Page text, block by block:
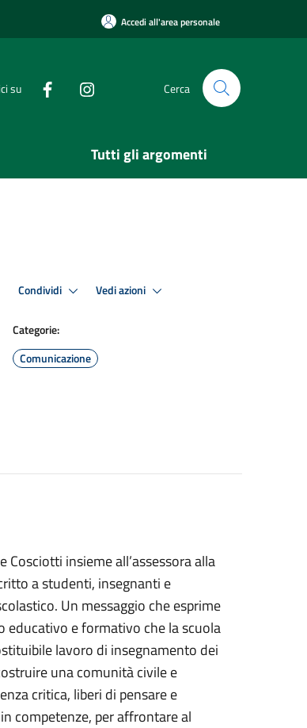
Accedi all'area personale
su Cerca
Tutti gli argomenti
Condividi Vedi azioni
Categorie:
Comunicazione
insieme all’assessora alla
a studenti, insegnanti e
Un messaggio che esprime
educativo e formativo che la scuola
lavoro di insegnamento dei
una comunità civile e
critica, liberi di pensare e
competenze, per affrontare al